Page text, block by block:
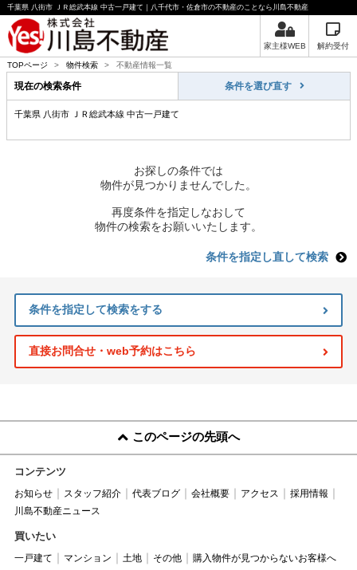
千葉県 八街市 ＪＲ総武本線 中古一戸建て｜八千代市・佐倉市の不動産のことなら川島不動産
家主様WEB 解約受付
TOPページ > 物件検索 > 不動産情報一覧
現在の検索条件 条件を選び直す
千葉県 八街市 ＪＲ総武本線 中古一戸建て
お探しの条件では
物件が見つかりませんでした。
再度条件を指定しなおして
物件の検索をお願いいたします。
条件を指定し直して検索
条件を指定して検索をする
直接お問合せ・web予約はこちら
このページの先頭へ
コンテンツ
お知らせ スタッフ紹介 代表ブログ 会社概要 アクセス
採用情報
川島不動産ニュース
買いたい
一戸建て マンション 土地 その他 購入物件が見つからないお客様へ